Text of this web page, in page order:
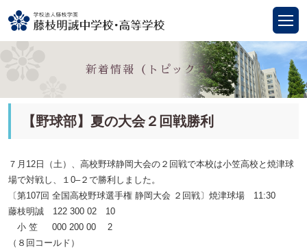
新着情報（トピックス）
【野球部】夏の大会２回戦勝利
７月12日（土）、高校野球静岡大会の２回戦で本校は小笠高校と焼津球
場で対戦し、
１0–２ で勝利しました。
〔第107回 全国高校野球選手権 静岡大会 ２回戦〕焼津球場 11:30
藤枝明誠 122 300 02 10
小 笠 000 200 00 2
（８回コールド）